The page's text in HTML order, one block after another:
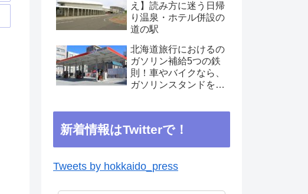
え】読み方に迷う日帰
り温泉・ホテル併設の
道の駅
北海道旅行におけるの
ガソリン補給5つの鉄
則！車やバイクなら、
ガソリンスタンドを見
新着情報はTwitterで！
Tweets by hokkaido_press